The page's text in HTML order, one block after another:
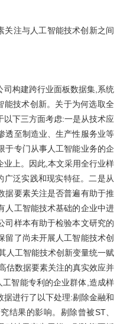
关注与人工智能技术创新之间
构建跨行业面板数据集,系统
能技术创新。关于为何选取全
下三方面考虑:一是从技术应
透至制造业、生产性服务业等
于专门从事人工智能业务的企
业上。因此,本文采用全行业样
泛实践和现实特征。二是从
据要素关注是否普遍有助于推
人工智能技术基础的企业中进
司样本有助于检验本文研究的
留了尚未开展人工智能技术创
人工智能技术创新变量统一赋
估数据要素关注的真实效应并
智能专利的企业群体,造成样
进行了以下处理:剔除金融和
结果的影响。剔除曾被ST、